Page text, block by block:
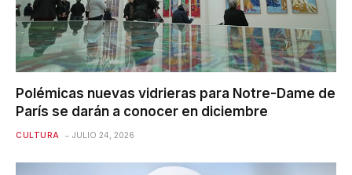
Polémicas nuevas vidrieras para Notre-Dame de
París se darán a conocer en diciembre
CULTURA JULIO 24, 2026